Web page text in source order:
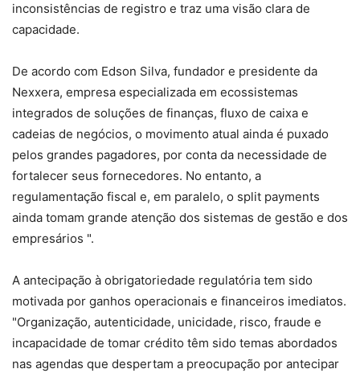
inconsistências de registro e traz uma visão clara de
capacidade.
De acordo com Edson Silva, fundador e presidente da
Nexxera, empresa especializada em ecossistemas
integrados de soluções de finanças, fluxo de caixa e
cadeias de negócios, o movimento atual ainda é puxado
pelos grandes pagadores, por conta da necessidade de
fortalecer seus fornecedores. No entanto, a
regulamentação fiscal e, em paralelo, o split payments
ainda tomam grande atenção dos sistemas de gestão e dos
empresários ".
A antecipação à obrigatoriedade regulatória tem sido
motivada por ganhos operacionais e financeiros imediatos.
"Organização, autenticidade, unicidade, risco, fraude e
incapacidade de tomar crédito têm sido temas abordados
nas agendas que despertam a preocupação por antecipar